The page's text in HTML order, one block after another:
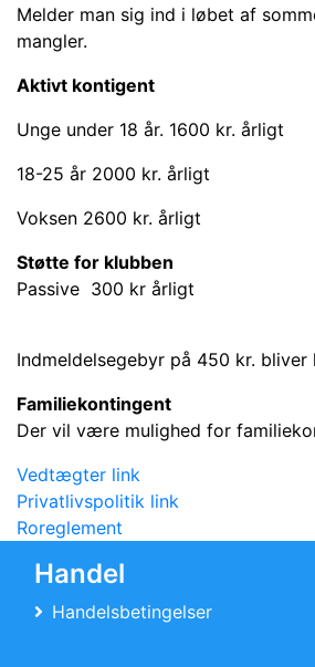
Melder man sig ind i løbet af
mangler.
Aktivt kontigent
Unge under 18 år. 1600 kr. årligt
18-25 år 2000 kr. årligt
Voksen 2600 kr. årligt
Støtte for klubben
Passive 300 kr årligt
Indmeldelsegebyr på 450 kr.
Familiekontingent
Der vil være mulighed for
Vedtægter link
Privatlivspolitik link
Roreglement
Handel
Handelsbetingelser